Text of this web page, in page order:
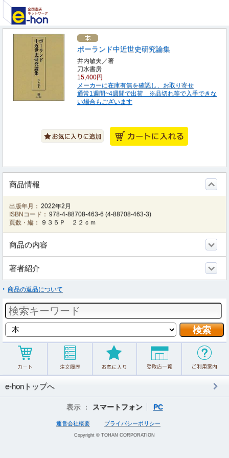
ポーランド中近世史研究論集
井内敏夫／著
刀水書房
15,400円
メーカーに在庫有無を確認し、お取り寄せ
通常1週間~4週間で出荷 ※品切れ等で入手できな
い場合もございます
商品情報
出版年月： 2022年2月
ISBNコード： 978-4-88708-463-6 (4-88708-463-3)
頁数・縦：
９３５Ｐ ２２ｃｍ
商品の内容
著者紹介
商品の返品について
e-honトップへ
表示 ： スマートフォン PC
運営会社概要 プライバシーポリシー
Copyright © TOHAN CORPORATION